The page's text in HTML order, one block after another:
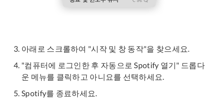
아래로 스크롤하여 "시작 및 창 동작"을 찾으세요.
"컴퓨터에 로그인한 후 자동으로 Spotify 열기" 드롭다
운 메뉴를 클릭하고 아니요를 선택하세요.
Spotify를 종료하세요.